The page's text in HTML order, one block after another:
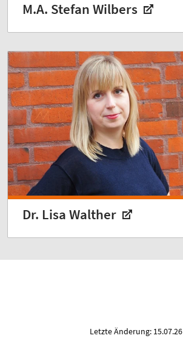
M.A. Stefan Wilbers
Dr. Lisa Walther
Letzte Änderung: 15.07.26